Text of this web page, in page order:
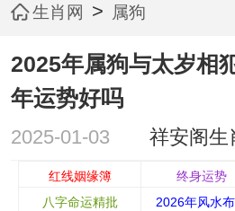
生肖网 > 属狗
2025年属狗与太岁相
年运势好吗
2025-01-03 祥安阁生
红线姻缘簿 终身运势
八字命运精批
2026年风水